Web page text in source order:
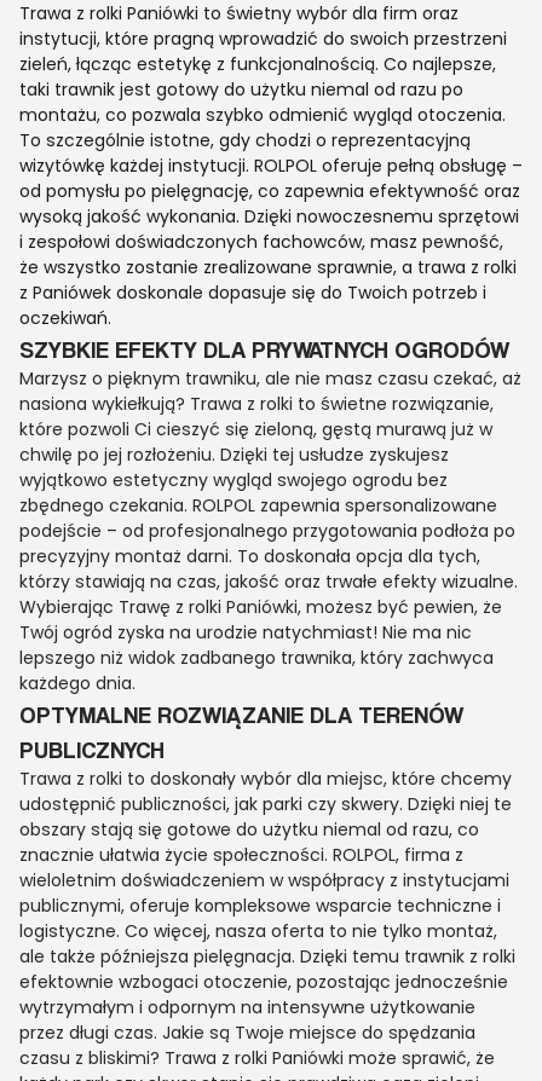
Trawa z rolki Paniówki to świetny wybór dla firm oraz
instytucji, które pragną wprowadzić do swoich przestrzeni
zieleń, łącząc estetykę z funkcjonalnością. Co najlepsze,
taki trawnik jest gotowy do użytku niemal od razu po
montażu, co pozwala szybko odmienić wygląd otoczenia.
To szczególnie istotne, gdy chodzi o reprezentacyjną
wizytówkę każdej instytucji. ROLPOL oferuje pełną obsługę –
od pomysłu po pielęgnację, co zapewnia efektywność oraz
wysoką jakość wykonania. Dzięki nowoczesnemu sprzętowi
i zespołowi doświadczonych fachowców, masz pewność,
że wszystko zostanie zrealizowane sprawnie, a trawa z rolki
z Paniówek doskonale dopasuje się do Twoich potrzeb i
oczekiwań.
SZYBKIE EFEKTY DLA PRYWATNYCH OGRODÓW
Marzysz o pięknym trawniku, ale nie masz czasu czekać, aż
nasiona wykiełkują? Trawa z rolki to świetne rozwiązanie,
które pozwoli Ci cieszyć się zieloną, gęstą murawą już w
chwilę po jej rozłożeniu. Dzięki tej usłudze zyskujesz
wyjątkowo estetyczny wygląd swojego ogrodu bez
zbędnego czekania. ROLPOL zapewnia spersonalizowane
podejście – od profesjonalnego przygotowania podłoża po
precyzyjny montaż darni. To doskonała opcja dla tych,
którzy stawiają na czas, jakość oraz trwałe efekty wizualne.
Wybierając Trawę z rolki Paniówki, możesz być pewien, że
Twój ogród zyska na urodzie natychmiast! Nie ma nic
lepszego niż widok zadbanego trawnika, który zachwyca
każdego dnia.
OPTYMALNE ROZWIĄZANIE DLA TERENÓW
PUBLICZNYCH
Trawa z rolki to doskonały wybór dla miejsc, które chcemy
udostępnić publiczności, jak parki czy skwery. Dzięki niej te
obszary stają się gotowe do użytku niemal od razu, co
znacznie ułatwia życie społeczności. ROLPOL, firma z
wieloletnim doświadczeniem w współpracy z instytucjami
publicznymi, oferuje kompleksowe wsparcie techniczne i
logistyczne. Co więcej, nasza oferta to nie tylko montaż,
ale także późniejsza pielęgnacja. Dzięki temu trawnik z rolki
efektownie wzbogaci otoczenie, pozostając jednocześnie
wytrzymałym i odpornym na intensywne użytkowanie
przez długi czas. Jakie są Twoje miejsce do spędzania
czasu z bliskimi? Trawa z rolki Paniówki może sprawić, że